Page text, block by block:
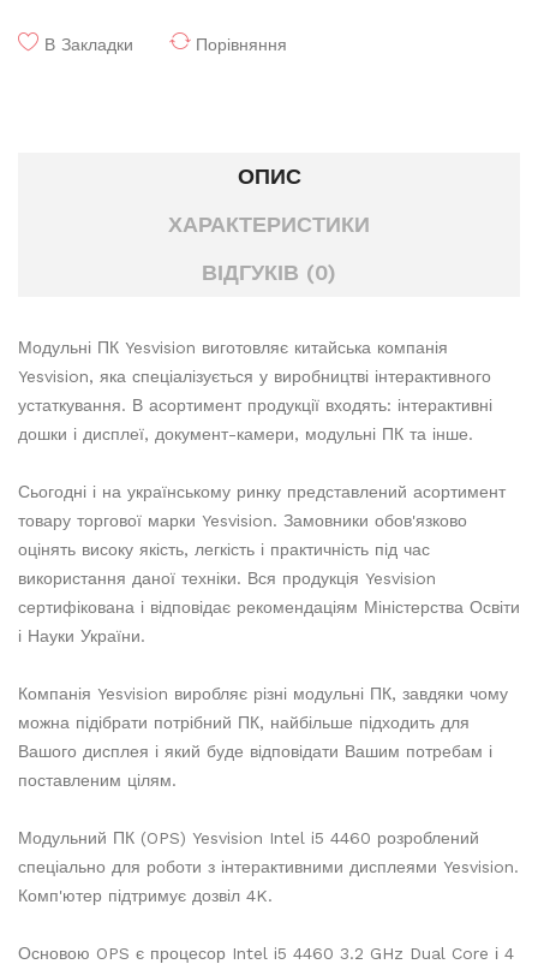
В Закладки Порівняння
ОПИС
ХАРАКТЕРИСТИКИ
ВІДГУКІВ (0)
Модульні ПК Yesvision виготовляє китайська компанія
Yesvision, яка спеціалізується у виробництві інтерактивного
устаткування. В асортимент продукції входять: інтерактивні
дошки і дисплеї, документ-камери, модульні ПК та інше.
Сьогодні і на українському ринку представлений асортимент
товару торгової марки Yesvision. Замовники обов'язково
оцінять високу якість, легкість і практичність під час
використання даної техніки. Вся продукція Yesvision
сертифікована і відповідає рекомендаціям Міністерства Освіти
і Науки України.
Компанія Yesvision виробляє різні модульні ПК, завдяки чому
можна підібрати потрібний ПК, найбільше підходить для
Вашого дисплея і який буде відповідати Вашим потребам і
поставленим цілям.
Модульний ПК (OPS) Yesvision Intel i5 4460 розроблений
спеціально для роботи з інтерактивними дисплеями Yesvision.
Комп'ютер підтримує дозвіл 4K.
Основою OPS є процесор Intel i5 4460 3.2 GHz Dual Core і 4